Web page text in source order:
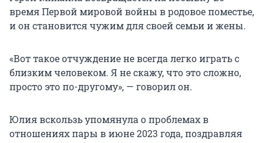
время Первой мировой войны в родовое поместье,
и он становится чужим для своей семьи и жены.
«Вот такое отчуждение не всегда легко играть с
близким человеком. Я не скажу, что это сложно,
просто это по-другому», — говорил он.
Юлия вскользь упомянула о проблемах в
отношениях пары в июне 2023 года, поздравляя